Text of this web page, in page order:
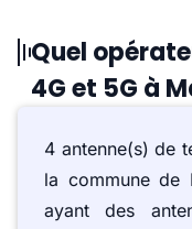
Quel
4G et 5G à
4 antenne(s) de
la commune de
ayant des